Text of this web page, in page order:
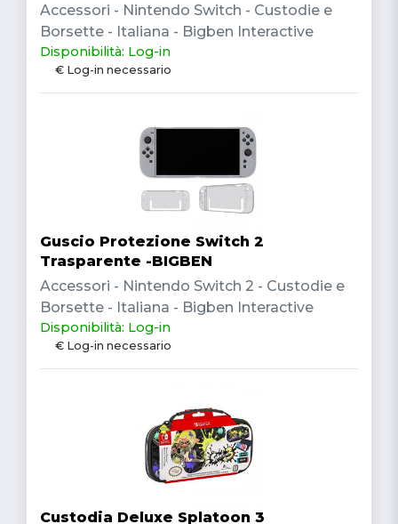
Accessori - Nintendo Switch - Custodie e
Borsette - Italiana - Bigben Interactive
Disponibilità: Log-in
€ Log-in necessario
Guscio Protezione Switch 2
Trasparente -BIGBEN
Accessori - Nintendo Switch 2 - Custodie e
Borsette - Italiana - Bigben Interactive
Disponibilità: Log-in
€ Log-in necessario
Custodia Deluxe Splatoon 3